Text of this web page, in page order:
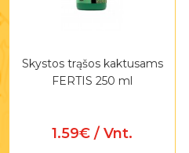
Skystos trąšos kaktusams
FERTIS 250 ml
1.59€ / Vnt.